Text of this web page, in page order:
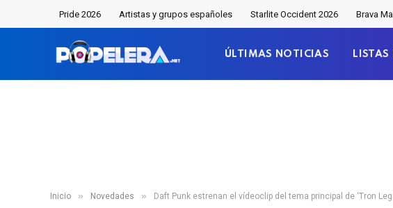
Pride 2026 Artistas y grupos españoles Starlite Occident 2026 Brava
ÚLTIMAS NOTICIAS LISTAS
Inicio » Novedades » Daft Punk estrenan el vídeoclip del tema principal de ‘Tron